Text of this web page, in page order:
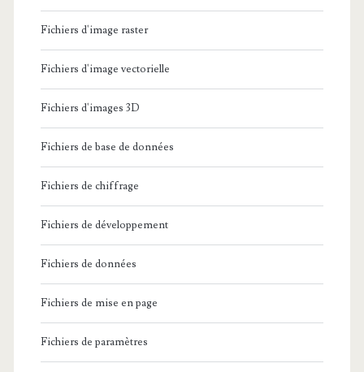
Fichiers d'image raster
Fichiers d'image vectorielle
Fichiers d'images 3D
Fichiers de base de données
Fichiers de chiffrage
Fichiers de développement
Fichiers de données
Fichiers de mise en page
Fichiers de paramètres